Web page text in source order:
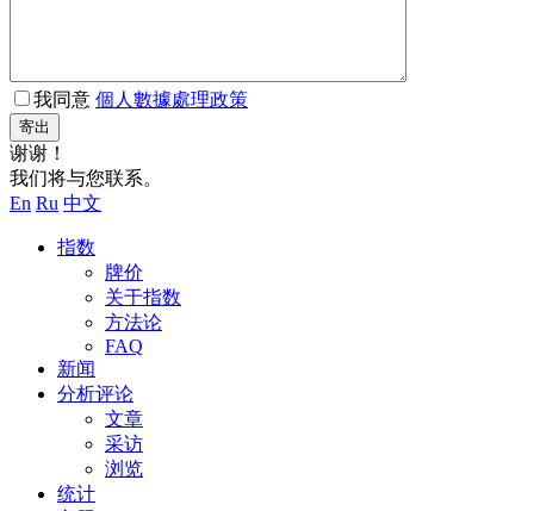
我同意 個人數據處理政策
寄出
谢谢！
我们将与您联系。
En Ru 中文
指数
牌价
关于指数
方法论
FAQ
新闻
分析评论
文章
采访
浏览
统计